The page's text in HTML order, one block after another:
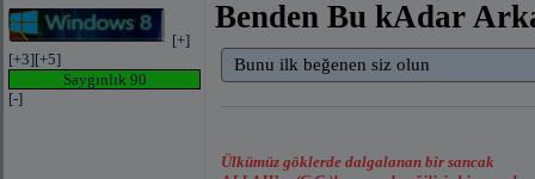
[+]
[+3][+5]
Saygınlık 90
[-]
Benden Bu kAdar
Bunu ilk beğenen siz olun
Ülkümüz göklerde dalgalanan bir sancak